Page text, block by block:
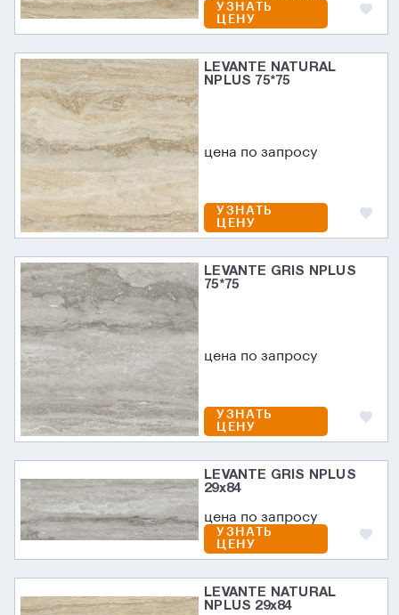
УЗНАТЬ
ЦЕНУ
LEVANTE NATURAL
NPLUS 75*75
цена по запросу
УЗНАТЬ
ЦЕНУ
LEVANTE GRIS NPLUS
75*75
цена по запросу
УЗНАТЬ
ЦЕНУ
LEVANTE GRIS NPLUS
29х84
цена по запросу
УЗНАТЬ
ЦЕНУ
LEVANTE NATURAL
NPLUS 29х84